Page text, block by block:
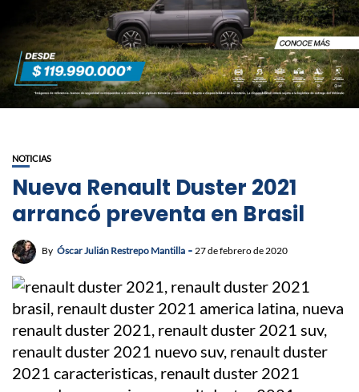
NOTICIAS
Nueva Renault Duster 2021
arrancó preventa en Brasil
By Óscar Julián Restrepo Mantilla 27 de febrero de 2020